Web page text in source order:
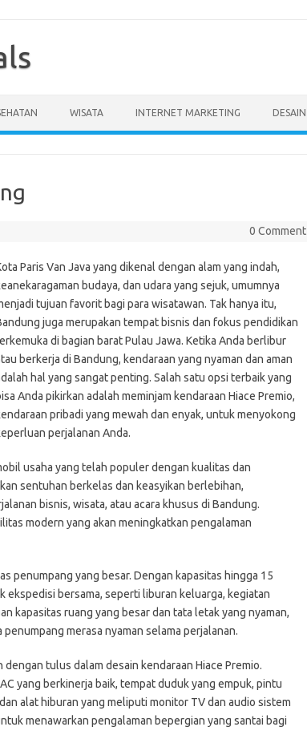
WISATA INTERNET MARKETING DESAIN
0 Comment
Paris Van Java yang dikenal dengan alam yang indah,
budaya, dan udara yang sejuk, umumnya
tujuan favorit bagi para wisatawan. Tak hanya itu,
juga merupakan tempat bisnis dan fokus pendidikan
di bagian barat Pulau Jawa. Ketika Anda berlibur
berkerja di Bandung, kendaraan yang nyaman dan aman
hal yang sangat penting. Salah satu opsi terbaik yang
Anda pikirkan adalah meminjam kendaraan Hiace Premio,
pribadi yang mewah dan enyak, untuk menyokong
perjalanan Anda.
usaha yang telah populer dengan kualitas dan
sentuhan berkelas dan keasyikan berlebihan,
bisnis, wisata, atau acara khusus di Bandung.
modern yang akan meningkatkan pengalaman
penumpang yang besar. Dengan kapasitas hingga 15
ekspedisi bersama, seperti liburan keluarga, kegiatan
kapasitas ruang yang besar dan tata letak yang nyaman,
merasa nyaman selama perjalanan.
tulus dalam desain kendaraan Hiace Premio.
yang berkinerja baik, tempat duduk yang empuk, pintu
alat hiburan yang meliputi monitor TV dan audio sistem
menawarkan pengalaman bepergian yang santai bagi